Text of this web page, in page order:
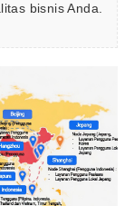
bisnis Anda.